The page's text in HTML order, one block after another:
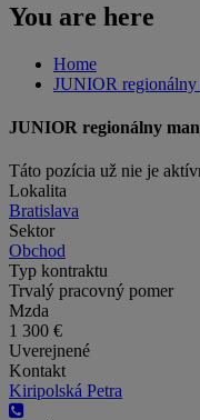
You are here
Home
JUNIOR regionálny
JUNIOR regionálny
Táto pozícia už nie je
Lokalita
Bratislava
Sektor
Obchod
Typ kontraktu
Trvalý pracovný pomer
Mzda
1 300 €
Uverejnené
Kontakt
Kiripolská Petra